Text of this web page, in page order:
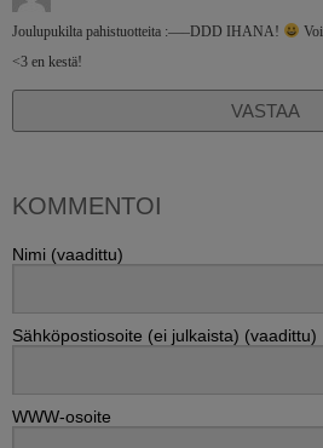
Joulupukilta pahistuotteita :—–DDD IHANA!
<3 en kestä!
VASTAA
KOMMENTOI
Nimi (vaadittu)
Sähköpostiosoite (ei julkaista) (vaadittu)
WWW-osoite